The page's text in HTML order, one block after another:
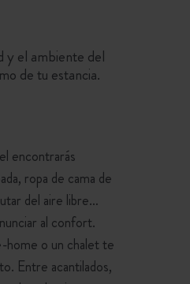
y el ambiente del
de tu estancia.
encontrarás
ropa de cama de
del aire libre…
al confort.
home o un chalet te
Entre acantilados,